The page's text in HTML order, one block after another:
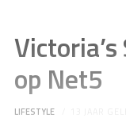
op Net5
LIFESTYLE